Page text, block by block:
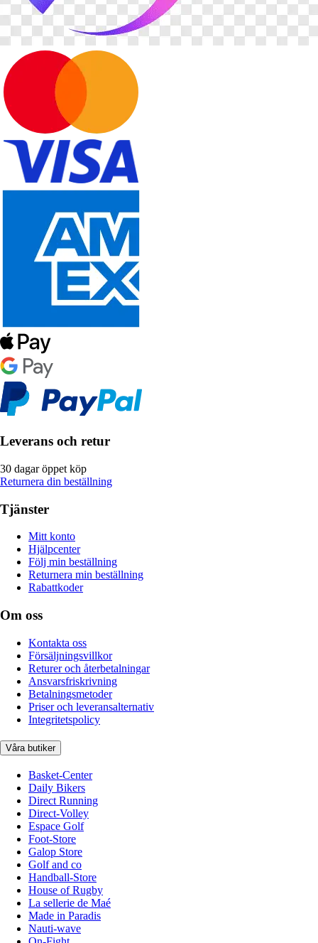
Leverans och retur
30 dagar öppet köp
Returnera din beställning
Tjänster
Mitt konto
Hjälpcenter
Följ min beställning
Returnera min beställning
Rabattkoder
Om oss
Kontakta oss
Försäljningsvillkor
Returer och återbetalningar
Ansvarsfriskrivning
Betalningsmetoder
Priser och leveransalternativ
Integritetspolicy
Våra butiker
Basket-Center
Daily Bikers
Direct Running
Direct-Volley
Espace Golf
Foot-Store
Galop Store
Golf and co
Handball-Store
House of Rugby
La sellerie de Maé
Made in Paradis
Nauti-wave